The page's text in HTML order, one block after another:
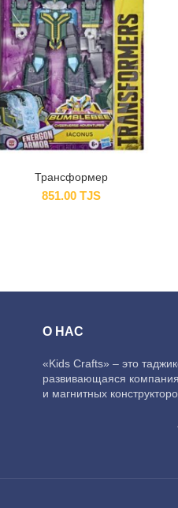
Трансформер
851.00 TJS
О НАС
«Kids Crafts» – это
развивающаяся
и магнитных